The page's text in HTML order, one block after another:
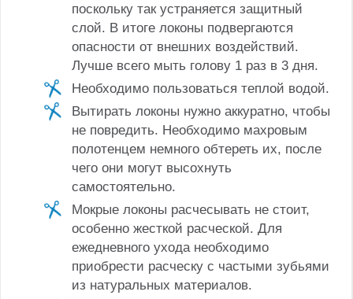
поскольку так устраняется защитный
слой. В итоге локоны подвергаются
опасности от внешних воздействий.
Лучше всего мыть голову 1 раз в 3 дня.
Необходимо пользоваться теплой водой.
Вытирать локоны нужно аккуратно, чтобы
не повредить. Необходимо махровым
полотенцем немного обтереть их, после
чего они могут высохнуть
самостоятельно.
Мокрые локоны расчесывать не стоит,
особенно жесткой расческой. Для
ежедневного ухода необходимо
приобрести расческу с частыми зубьями
из натуральных материалов.